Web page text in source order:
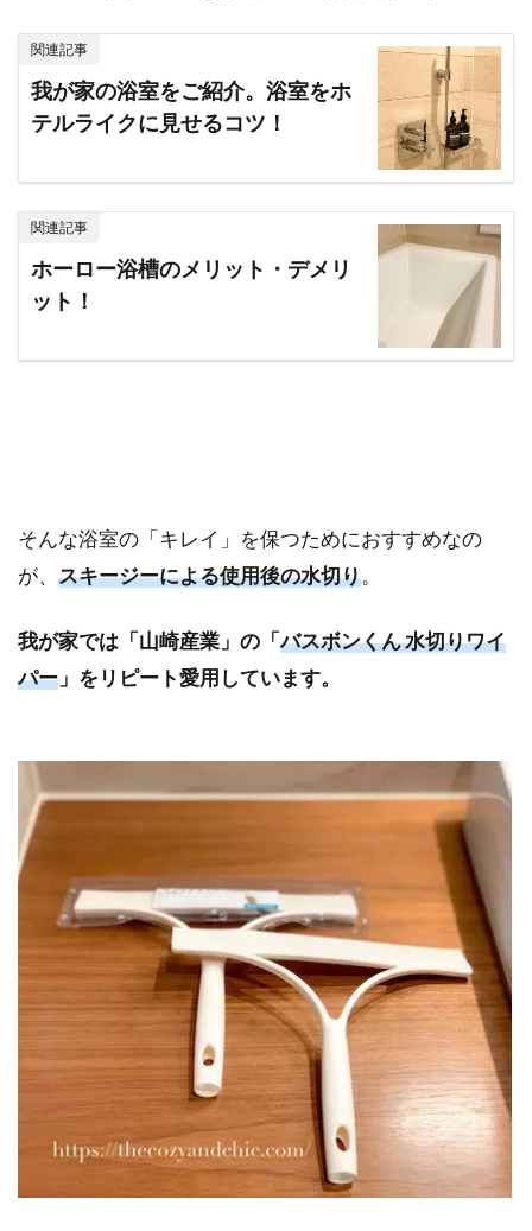
関連記事
我が家の浴室をご紹介。浴室をホ
テルライクに見せるコツ！
関連記事
ホーロー浴槽のメリット・デメリ
ット！
そんな浴室の「キレイ」を保つためにおすすめなの
が、 スキージーによる使用後の水切り。
我が家では「山崎産業」の「バスボンくん 水切りワイ
パー 」をリピート愛用しています。